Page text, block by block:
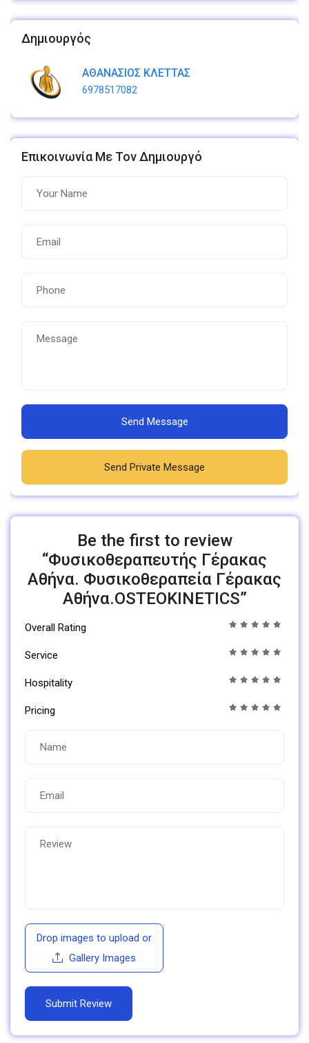
Δημιουργός
ΑΘΑΝΑΣΙΟΣ ΚΛΕΤΤΑΣ
6978517082
Επικοινωνία Με Τον Δημιουργό
Send Message
Send Private Message
Be the first to review
“Φυσικοθεραπευτής Γέρακας
Αθήνα. Φυσικοθεραπεία Γέρακας
Αθήνα.OSTEOKINETICS”
Overall Rating
Service
Hospitality
Pricing
Drop images to upload or
Gallery Images